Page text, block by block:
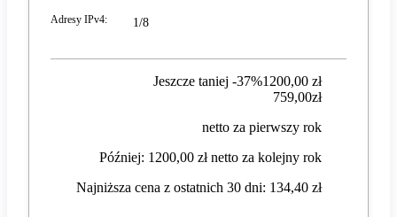
Adresy IPv4: 1/8
Jeszcze taniej -37%1200,00 zł
759,00 zł
759,00zł
netto za pierwszy rok
Później: 1200,00 zł netto za kolejny rok
Najniższa cena z ostatnich 30 dni: 134,40 zł